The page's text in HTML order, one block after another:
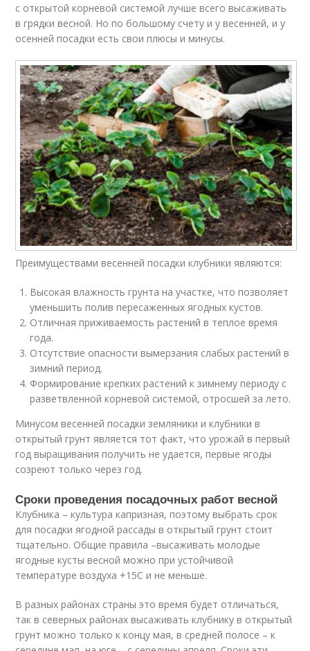
с открытой корневой системой лучше всего высаживать
в грядки весной. Но по большому счету и у весенней, и у
осенней посадки есть свои плюсы и минусы.
Преимуществами весенней посадки клубники являются:
Высокая влажность грунта на участке, что позволяет
уменьшить полив пересаженных ягодных кустов.
Отличная приживаемость растений в теплое время
года.
Отсутствие опасности вымерзания слабых растений в
зимний период.
Формирование крепких растений к зимнему периоду с
разветвленной корневой системой, отросшей за лето.
Минусом весенней посадки земляники и клубники в
открытый грунт является тот факт, что урожай в первый
год выращивания получить не удается, первые ягоды
созреют только через год.
Сроки проведения посадочных работ весной
Клубника – культура капризная, поэтому выбрать срок
для посадки ягодной рассады в открытый грунт стоит
тщательно. Общие правила –высаживать молодые
ягодные кусты весной можно при устойчивой
температуре воздуха +15С и не меньше.
В разных районах страны это время будет отличаться,
так в северных районах высаживать клубнику в открытый
грунт можно только к концу мая, в средней полосе – к